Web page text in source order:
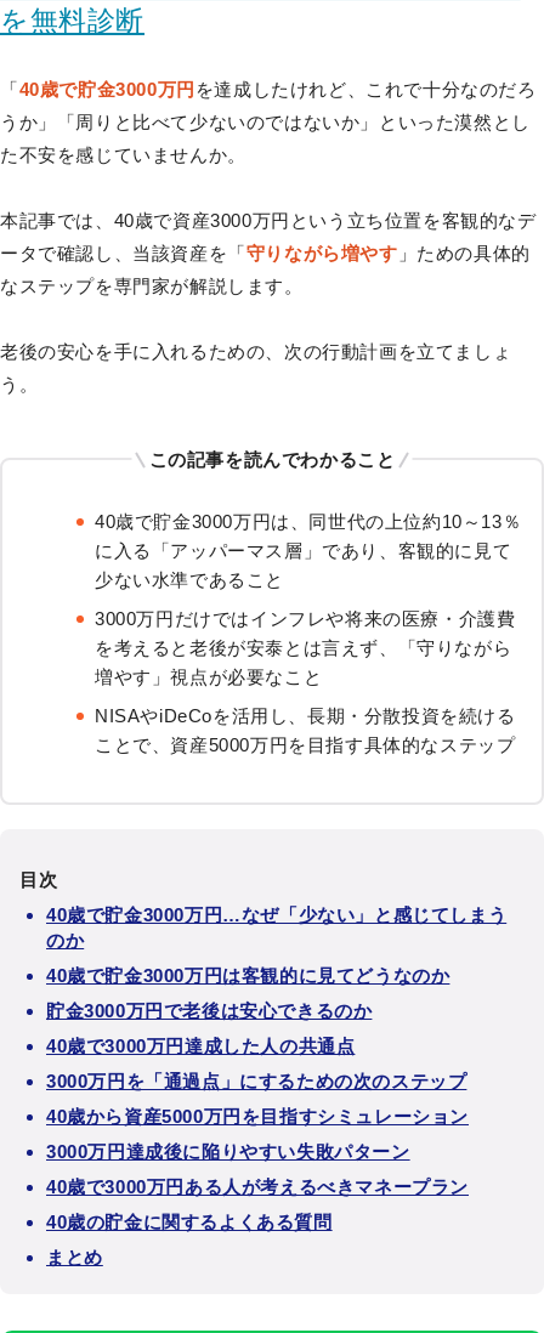
を無料診断
「40歳で貯金3000万円 を達成したけれど、これで十分なのだろ
うか」「周りと比べて少ないのではないか」といった漠然とし
た不安を感じていませんか。
本記事では、40歳で資産3000万円という立ち位置を客観的なデ
ータで確認し、当該資産を「守りながら増やす 」ための具体的
なステップを専門家が解説します。
老後の安心を手に入れるための、次の行動計画を立てましょ
う。
この記事を読んでわかること
40歳で貯金3000万円は、同世代の上位約10～13％
に入る「アッパーマス層」であり、客観的に見て
少ない水準であること
3000万円だけではインフレや将来の医療・介護費
を考えると老後が安泰とは言えず、「守りながら
増やす」視点が必要なこと
NISAやiDeCoを活用し、長期・分散投資を続ける
ことで、資産5000万円を目指す具体的なステップ
目次
40歳で貯金3000万円…なぜ「少ない」と感じてしまう
のか
40歳で貯金3000万円は客観的に見てどうなのか
貯金3000万円で老後は安心できるのか
40歳で3000万円達成した人の共通点
3000万円を「通過点」にするための次のステップ
40歳から資産5000万円を目指すシミュレーション
3000万円達成後に陥りやすい失敗パターン
40歳で3000万円ある人が考えるべきマネープラン
40歳の貯金に関するよくある質問
まとめ